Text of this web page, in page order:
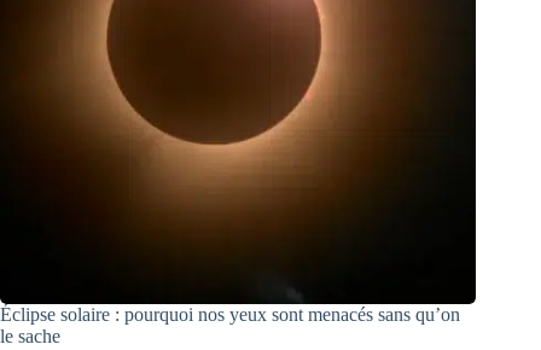
Éclipse solaire : pourquoi nos yeux sont menacés sans qu’on
le sache